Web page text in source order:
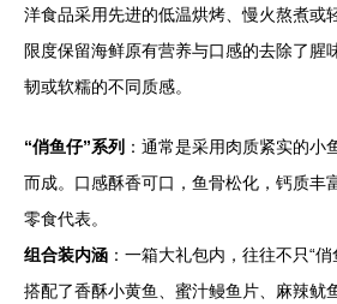
洋食品采用先进的低温烘烤、慢火熬煮或
限度保留海鲜原有营养与口感的去除了腥
韧或软糯的不同质感。
“俏鱼仔”系列 ：通常是采用肉质紧实的小
而成。口感酥香可口，鱼骨松化，钙质丰
零食代表。
组合装内涵 ：一箱大礼包内，往往不只“
搭配了香酥小黄鱼、蜜汁鳗鱼片、麻辣鱿